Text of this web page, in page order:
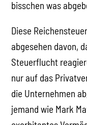
bisschen was
Diese
abgesehen davon,
Steuerflucht
nur auf das
die Unternehmen
jemand wie Mark